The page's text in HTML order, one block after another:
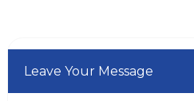
Leave Your Message